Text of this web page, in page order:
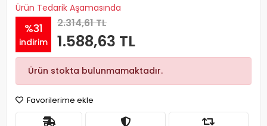
Ürün Tedarik Aşamasında
%31
indirim
2.314,61 TL
1.588,63 TL
Ürün stokta bulunmamaktadır.
Favorilerime ekle